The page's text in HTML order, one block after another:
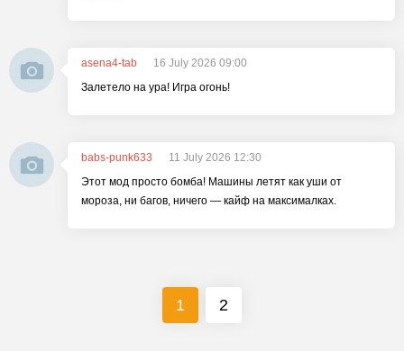
asena4-tab
16 July 2026 09:00
Залетело на ура! Игра огонь!
babs-punk633
11 July 2026 12:30
Этот мод просто бомба! Машины летят как уши от
мороза, ни багов, ничего — кайф на максималках.
1 2